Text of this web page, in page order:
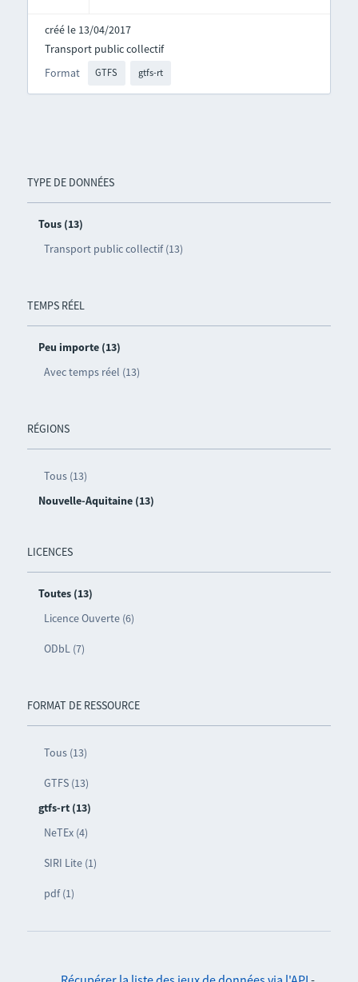
TYPE DE DONNÉES
Tous (13)
Transport public collectif (13)
TEMPS RÉEL
Peu importe (13)
Avec temps réel (13)
RÉGIONS
Tous (13)
Nouvelle-Aquitaine (13)
LICENCES
Toutes (13)
Licence Ouverte (6)
ODbL (7)
FORMAT DE RESSOURCE
Tous (13)
GTFS (13)
gtfs-rt (13)
NeTEx (4)
SIRI Lite (1)
pdf (1)
créé le 13/04/2017
Format GTFS gtfs-rt
Transport public collectif